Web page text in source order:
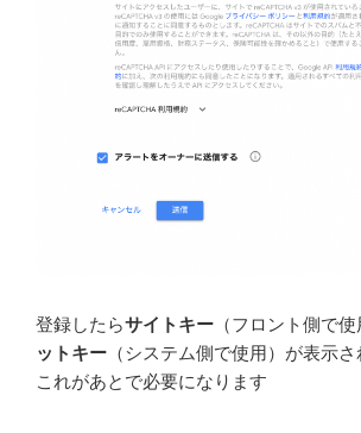
登録したらサイトキー （フロント側で使
ットキー （システム側で使用）が表示
これがあとで必要になります